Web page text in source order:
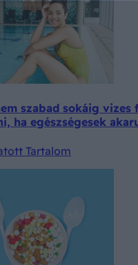
szabad sokáig vizes
ha egészségesek
Tartalom